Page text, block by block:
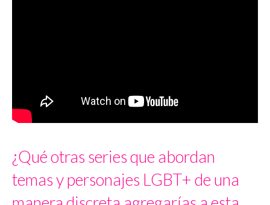
¿Qué otras series que abordan
temas y personajes LGBT+ de una